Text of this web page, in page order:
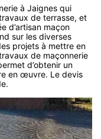
à Jaignes qui
de terrasse, et
d’artisan maçon
sur les diverses
projets à mettre en
de maçonnerie
d’obtenir un
en œuvre. Le devis